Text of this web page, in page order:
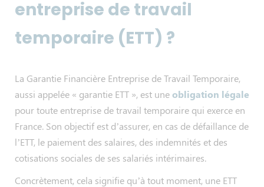
entreprise de travail
temporaire (ETT) ?
La Garantie Financière Entreprise de Travail Temporaire,
aussi appelée « garantie ETT », est une obligation légale
pour toute entreprise de travail temporaire qui exerce en
France. Son objectif est d’assurer, en cas de défaillance de
l’ETT, le paiement des salaires, des indemnités et des
cotisations sociales de ses salariés intérimaires.
Concrètement, cela signifie qu’à tout moment, une ETT